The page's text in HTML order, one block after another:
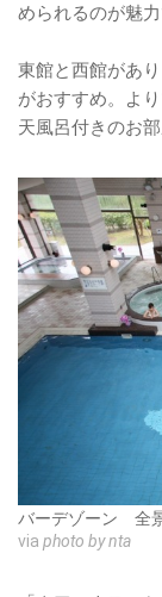
められるのが魅力
東館と西館があ
がおすすめ。よ
天風呂付きのお
バーデゾーン 全
via photo by nta